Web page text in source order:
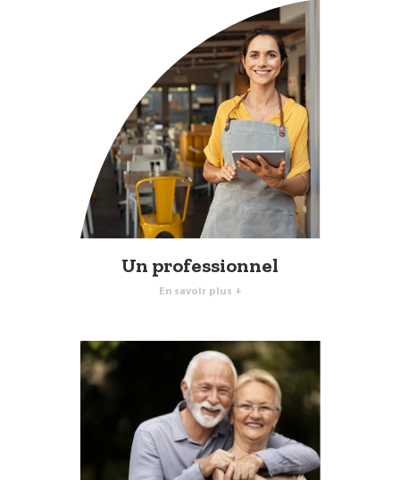
Un professionnel
En savoir plus +